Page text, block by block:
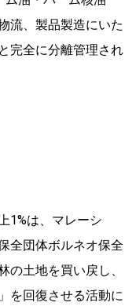
流、製品製造にいた
完全に分離管理され
1%は、マレーシ
全団体ボルネオ保全
の土地を買い戻し、
を回復させる活動に